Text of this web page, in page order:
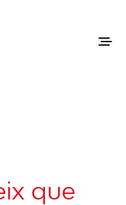
que